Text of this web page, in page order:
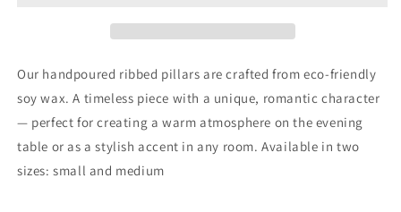
Our handpoured ribbed pillars are crafted from eco-friendly
soy wax. A timeless piece with a unique, romantic character
— perfect for creating a warm atmosphere on the evening
table or as a stylish accent in any room. Available in two
sizes: small and medium